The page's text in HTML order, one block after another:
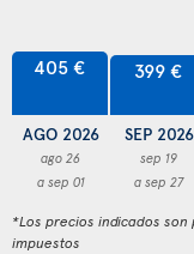
405 €
AGO 2026
ago 26
a sep 01
399 €
SEP 2026
sep 19
a sep 27
*Los precios indicados
impuestos